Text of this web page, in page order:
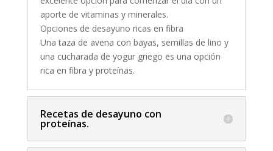
aporte de vitaminas y minerales.
Opciones de desayuno ricas en fibra
Una taza de avena con bayas, semillas de lino y
una cucharada de yogur griego es una opción
rica en fibra y proteínas.
Recetas de desayuno con
proteínas.